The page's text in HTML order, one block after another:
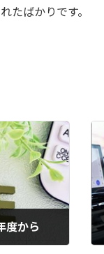
たばかりです。
度から